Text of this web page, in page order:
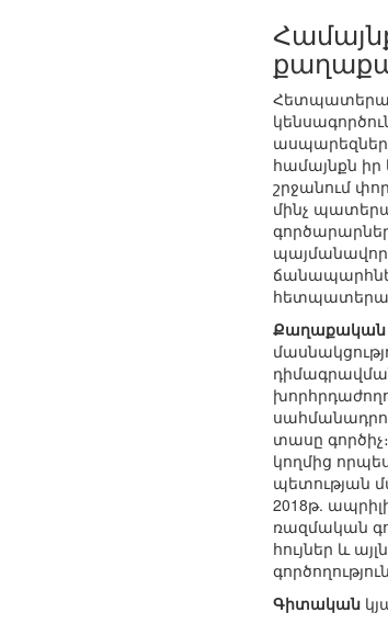
համայնքն
շրջանում
մինչ
Քաղաքական
տասը
կողմից
պետության
2018թ.
ռազմական
հույներ և
Գիտական